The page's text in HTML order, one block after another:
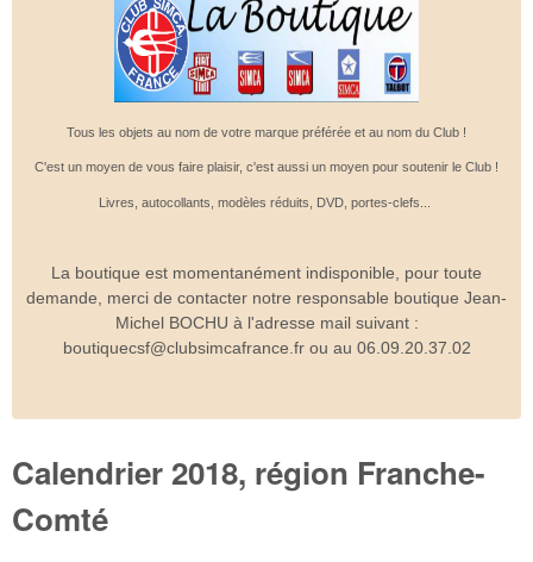
Tous les objets au nom de votre marque préférée et au nom du Club !
C'est un moyen de vous faire plaisir, c'est aussi un moyen pour soutenir le Club !
Livres, autocollants, modèles réduits, DVD, portes-clefs...
La boutique est momentanément indisponible, pour toute
demande, merci de contacter notre responsable boutique Jean-
Michel BOCHU à l'adresse mail suivant :
boutiquecsf@clubsimcafrance.fr ou au 06.09.20.37.02
Calendrier 2018, région Franche-
Comté